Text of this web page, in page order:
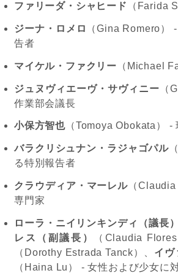
ファリーダ・シャヒード （ Farida
ジーナ・ロメロ （Gina Romero） -
告者
マイケル・ファクリー （ Michael
ジュヌヴィエーヴ・サヴィニー （
作業部会議長
小保方智也 （Tomoya Obokata ） -
バラクリシュナン・ラジャゴパル （
る特別報告者
クラウディア・マーレル （Claudia
専門家
ローラ・ニイリンキンディ（議長）
レス（副議長）
（ Claudia
（ Dorothy Estrada Tanck）、 イヴ
（ Haina Lu ） -女性および少女に